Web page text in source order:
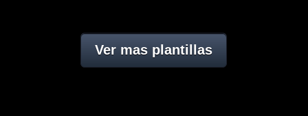
Ver mas plantillas